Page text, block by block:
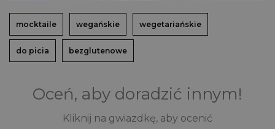
mocktaile wegańskie wegetariańskie
do picia bezglutenowe
Oceń, aby doradzić innym!
Kliknij na gwiazdkę, aby ocenić